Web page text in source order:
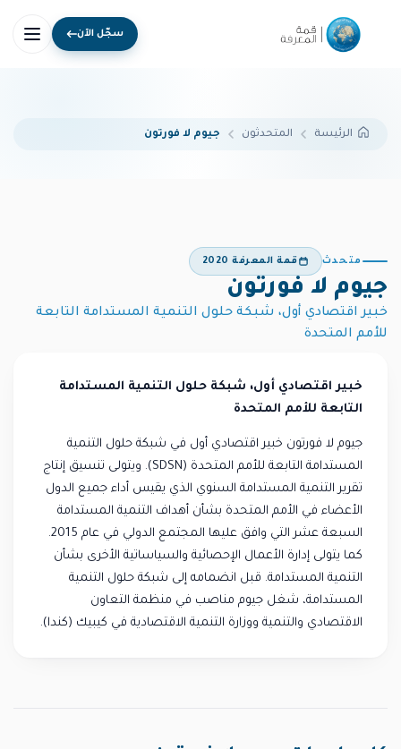
سجّل الآن
الرئيسة المتحدثون جيوم لا فورتون
متحدث قمة المعرفة 2020
جيوم لا فورتون
خبير اقتصادي أول، شبكة حلول التنمية المستدامة التابعة
للأمم المتحدة
خبير اقتصادي أول، شبكة حلول التنمية المستدامة
التابعة للأمم المتحدة
جيوم لا فورتون خبير اقتصادي أول في شبكة حلول التنمية
المستدامة التابعة للأمم المتحدة (SDSN). ويتولى تنسيق إنتاج
تقرير التنمية المستدامة السنوي الذي يقيس أداء جميع الدول
الأعضاء في الأمم المتحدة بشأن أهداف التنمية المستدامة
السبعة عشر التي وافق عليها المجتمع الدولي في عام 2015.
كما يتولى إدارة الأعمال الإحصائية والسياساتية الأخرى بشأن
التنمية المستدامة. قبل انضمامه إلى شبكة حلول التنمية
المستدامة، شغل جيوم مناصب في منظمة التعاون
الاقتصادي والتنمية ووزارة التنمية الاقتصادية في كيبيك (كندا).